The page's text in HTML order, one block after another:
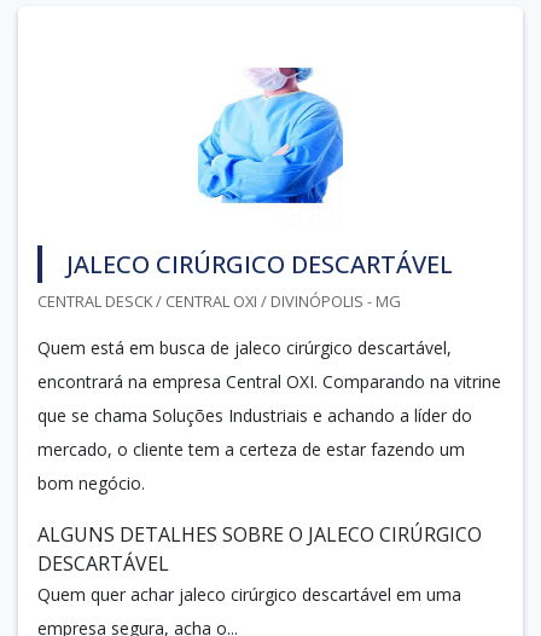
JALECO CIRÚRGICO DESCARTÁVEL
CENTRAL DESCK / CENTRAL OXI / DIVINÓPOLIS - MG
Quem está em busca de jaleco cirúrgico descartável,
encontrará na empresa Central OXI. Comparando na vitrine
que se chama Soluções Industriais e achando a líder do
mercado, o cliente tem a certeza de estar fazendo um
bom negócio.
ALGUNS DETALHES SOBRE O JALECO CIRÚRGICO
DESCARTÁVEL
Quem quer achar jaleco cirúrgico descartável em uma
empresa segura, acha o...